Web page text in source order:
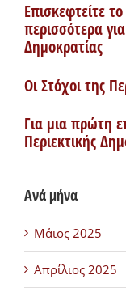
Επισκεφτείτε
περισσότερα
Δημοκρατίας
Οι Στόχοι της
Για μια πρώτη
Περιεκτικής
Ανά μήνα
Μάιος 2025
Απρίλιος 2025